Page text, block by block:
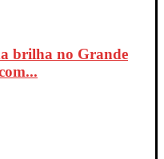
brilha no Grande